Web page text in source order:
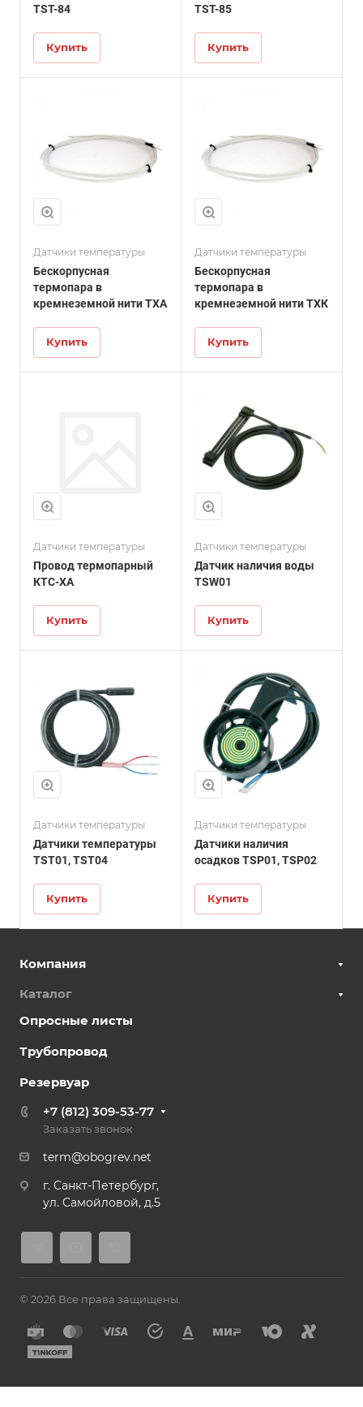
TST-84
Купить
TST-85
Купить
Датчики температуры
Бескорпусная
термопара в
кремнеземной нити ТХА
Купить
Датчики температуры
Бескорпусная
термопара в
кремнеземной нити ТХК
Купить
Датчики температуры
Провод термопарный
КТС-ХА
Купить
Датчики температуры
Датчик наличия воды
TSW01
Купить
Датчики температуры
Датчики температуры
TST01, TST04
Купить
Датчики температуры
Датчики наличия
осадков TSP01, TSP02
Купить
Компания
Каталог
Опросные листы
Трубопровод
Резервуар
+7 (812) 309-53-77
Заказать звонок
term@obogrev.net
г. Санкт-Петербург,
ул. Самойловой, д.5
© 2026 Все права защищены.